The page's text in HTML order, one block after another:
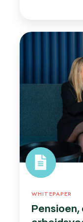
Pensioen,
WHITEPAPER